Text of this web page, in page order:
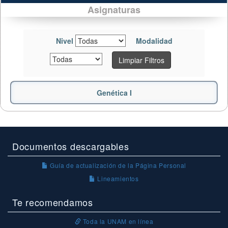
Asignaturas
Nivel
Modalidad
Limpiar Filtros
Genética I
Documentos descargables
Guía de actualización de la Página Personal
Lineamientos
Te recomendamos
Toda la UNAM en línea